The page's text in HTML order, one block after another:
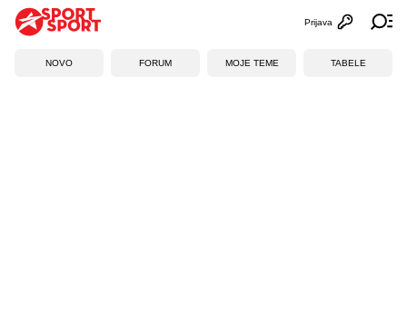
Otvori
Prijava
NOVO FORUM MOJE TEME TABELE